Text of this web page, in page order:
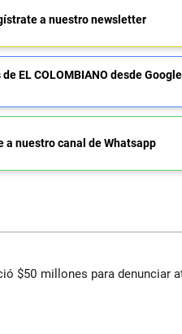
a nuestro newsletter
EL COLOMBIANO desde
a nuestro canal de Whatsapp
$50 millones para denunciar